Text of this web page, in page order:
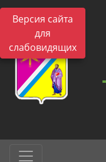
Версия сайта
для
слабовидящих